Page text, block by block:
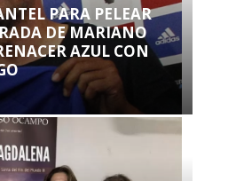
PARA PELEAR
DE MARIANO
AZUL CON